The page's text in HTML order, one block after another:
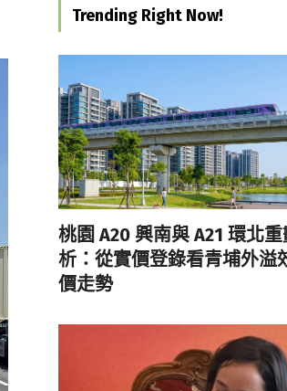
Trending Right Now!
桃園 A20 興南與 A21 環北
析：從實價登錄看青埔外溢
價走勢